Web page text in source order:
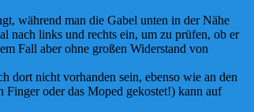
während man die Gabel unten in der Nähe
nach links und rechts ein, um zu prüfen, ob er
Fall aber ohne großen Widerstand von
dort nicht vorhanden sein, ebenso wie an den
oder das Moped gekostet!) kann auf